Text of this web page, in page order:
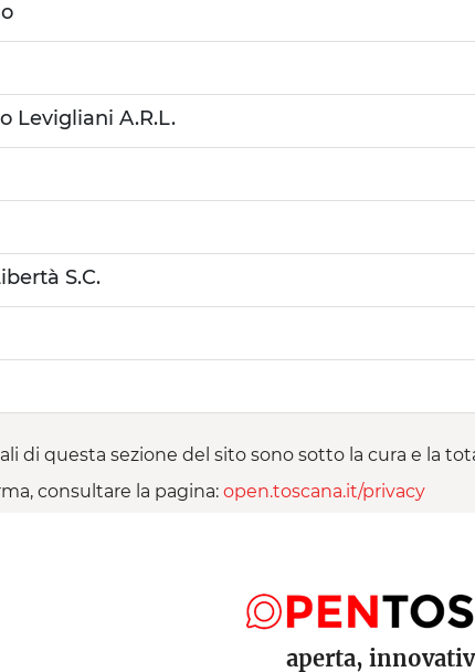
Levigliani A.R.L.
S.C.
di questa sezione del sito sono sotto la cura e la
consultare la pagina: open.toscana.it/privacy
aperta,